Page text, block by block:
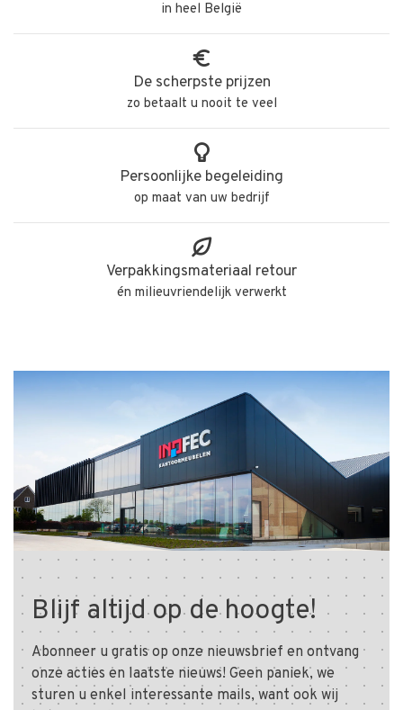
in heel België
De scherpste prijzen
zo betaalt u nooit te veel
Persoonlijke begeleiding
op maat van uw bedrijf
Verpakkingsmateriaal retour
én milieuvriendelijk verwerkt
Blijf altijd op de hoogte!
Abonneer u gratis op onze nieuwsbrief en ontvang
onze acties en laatste nieuws! Geen paniek, we
sturen u enkel interessante mails, want ook wij